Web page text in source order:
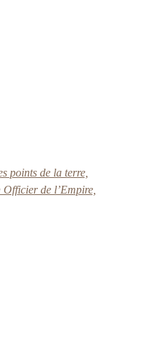
points de la terre,
de l’Empire,